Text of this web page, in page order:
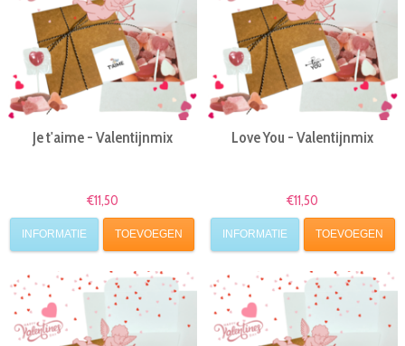
Je t'aime - Valentijnmix
€11,50
INFORMATIE TOEVOEGEN
Love You - Valentijnmix
€11,50
INFORMATIE TOEVOEGEN